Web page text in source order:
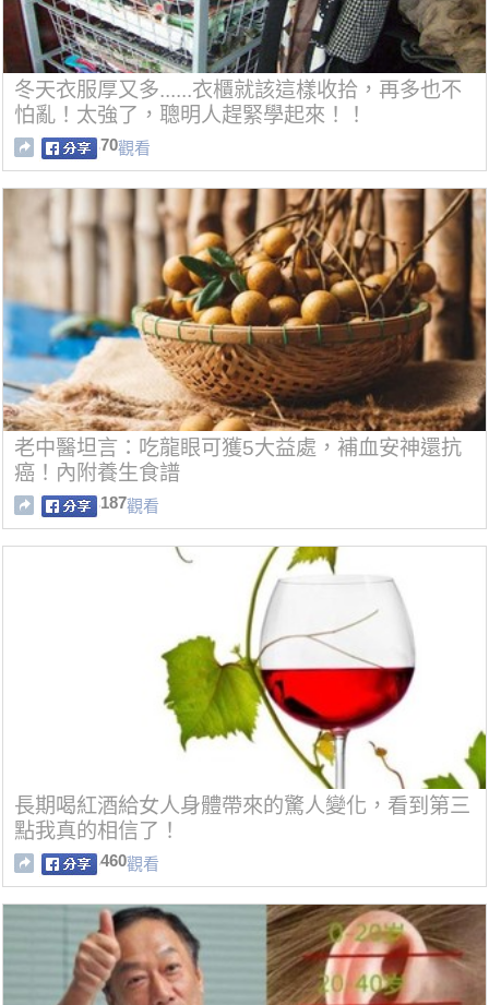
冬天衣服厚又多......衣櫃就該這樣收拾，再多也不
怕亂！太強了，聰明人趕緊學起來！！
70觀看
老中醫坦言：吃龍眼可獲5大益處，補血安神還抗
癌！內附養生食譜
187觀看
長期喝紅酒給女人身體帶來的驚人變化，看到第三
點我真的相信了！
460觀看